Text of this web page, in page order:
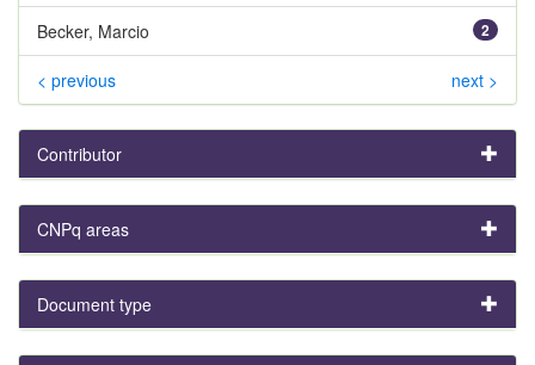
2
Becker, Marcio
< previous next >
Contributor
CNPq areas
Document type